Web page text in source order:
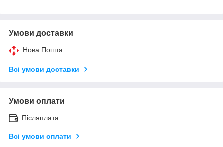
Умови доставки
Нова Пошта
Всі умови доставки
Умови оплати
Післяплата
Всі умови оплати